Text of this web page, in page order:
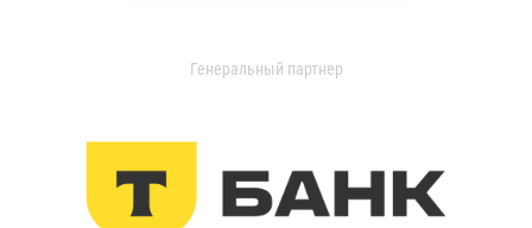
Генеральный партнер